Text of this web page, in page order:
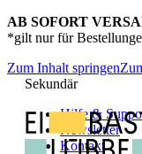
AB SOFORT
*gilt nur für
Zum Inhalt springen
Sekundär
Hilfe &
Newsletter
Kontakt